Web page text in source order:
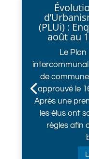
(PLUi) :
août au
Le
de
approuvé le
Après une
les élus ont
règles afin